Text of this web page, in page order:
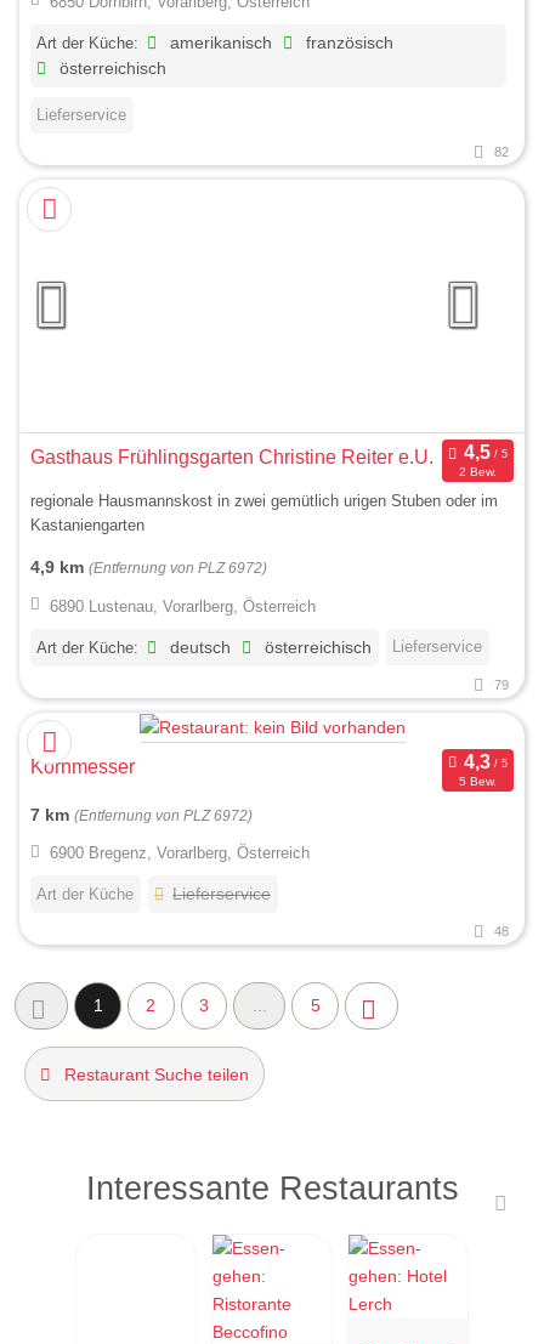
Art der Küche: amerikanisch
französisch
österreichisch
Lieferservice
82
Gasthaus Frühlingsgarten Christine Reiter e.U.
2 Bew.
regionale Hausmannskost in zwei gemütlich urigen Stuben oder im
Kastaniengarten
4,9 km (Entfernung von PLZ 6972)
6890 Lustenau, Vorarlberg, Österreich
Art der Küche: deutsch österreichisch Lieferservice
79
Kornmesser
5 Bew.
7 km (Entfernung von PLZ 6972)
6900 Bregenz, Vorarlberg, Österreich
Art der Küche Lieferservice
48
1 2 3 5
Restaurant Suche teilen
Interessante Restaurants